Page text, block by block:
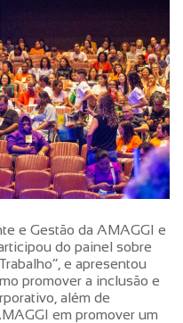
e Gestão da AMAGGI e
do painel sobre
e apresentou
promover a inclusão e
além de
em promover um